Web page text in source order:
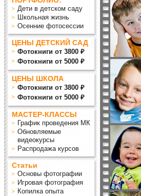
Дети в детском саду
Школьная жизнь
Осенние фотосессии
ЦЕНЫ ДЕТСКИЙ САД
Фотокниги от 3800 ₽
Фотокниги от 5000 ₽
ЦЕНЫ ШКОЛА
Фотокниги от 3800 ₽
Фотокниги от 5000 ₽
МАСТЕР-КЛАССЫ
График проведения МК
Обновляемые
видеокурсы
Распродажа курсов
Статьи
Основы фотографии
Игровая фотография
Копилка опыта